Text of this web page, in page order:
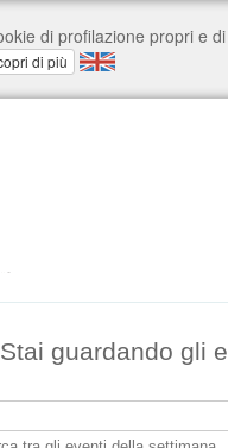
Stai guardando gli